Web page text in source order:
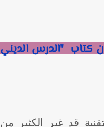
كتاب "الدرس الديني
قد غير الكثير من